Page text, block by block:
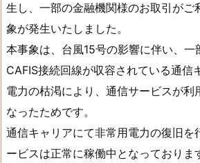
生し、一部の金融機関様のお取引がご
象が発生いたしました。
本事象は、台風15号の影響に伴い、一
CAFIS接続回線が収容されている通信
電力の枯渇により、通信サービスが利
なったためです。
通信キャリアにて非常用電力の復旧を
ービスは正常に稼働中となっておりま